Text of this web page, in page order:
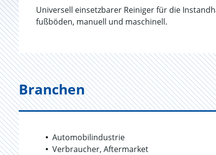
Universell einsetzbarer Reiniger für die
fußböden, manuell und maschinell.
Branchen
Automobilindustrie
Verbraucher, Aftermarket